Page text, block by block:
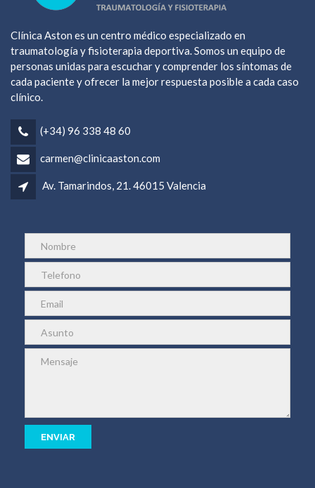
Clínica Aston es un centro médico especializado en
traumatología y fisioterapia deportiva. Somos un equipo de
personas unidas para escuchar y comprender los síntomas de
cada paciente y ofrecer la mejor respuesta posible a cada caso
clínico.
(+34) 96 338 48 60
carmen@clinicaaston.com
Av. Tamarindos, 21. 46015 Valencia